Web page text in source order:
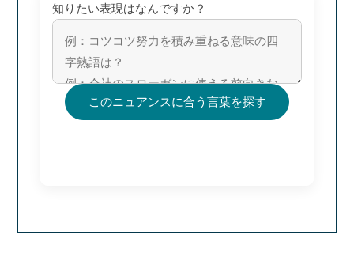
知りたい表現はなんですか？
このニュアンスに合う言葉を探す